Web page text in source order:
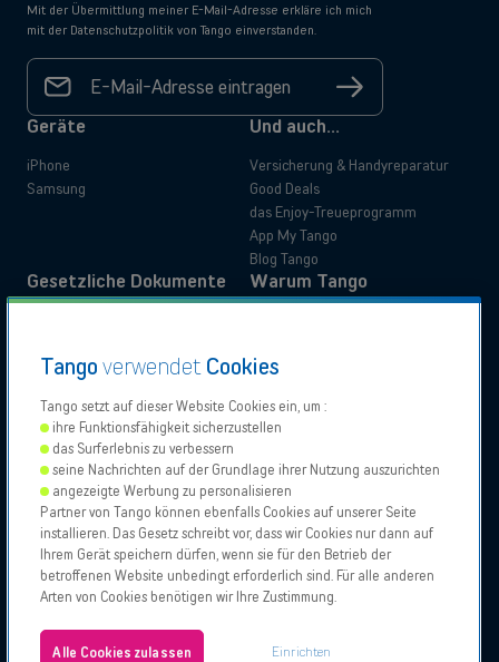
Privatkunden
Support kontaktieren
Verkaufsstellen
Über uns
cbu/login-
actions/authenticate?
client_id=cbu-
portal&tab_id=giBNBMMgwA4"
>hier</a>.
Mit der Übermittlung meiner E-Mail-Adresse erkläre ich mich
mit der Datenschutzpolitik von Tango einverstanden.
Ihre E-
Mail-
Adresse
*
Registrieren
Geräte
iPhone
Samsung
Und auch...
Versicherung & Handyreparatur
Good Deals
das Enjoy-Treueprogramm
App My Tango
Blog Tango
Gesetzliche Dokumente
Anleitungen
Warum Tango
Wechseln Sie zu Tango
Unsere
Partner
Proximus
Proximus
NXT
Vodafone
Tango 2026, Alle Rechte vorbehalten.
Erlaubnis zur Geschäftsausübung
Allgemeine und besondere Geschäftsbedingungen
Impressum und Cookie-Politik
Jobs
TangoverwendetCookies
Tango setzt auf dieser Website Cookies ein, um :
ihre Funktionsfähigkeit sicherzustellen
das Surferlebnis zu verbessern
seine Nachrichten auf der Grundlage ihrer Nutzung auszurichten
angezeigte Werbung zu personalisieren
Partner von Tango können ebenfalls Cookies auf unserer Seite
installieren. Das Gesetz schreibt vor, dass wir Cookies nur dann auf
Ihrem Gerät speichern dürfen, wenn sie für den Betrieb der
betroffenen Website unbedingt erforderlich sind. Für alle anderen
Arten von Cookies benötigen wir Ihre Zustimmung.
Einrichten
Alle Cookies zulassen